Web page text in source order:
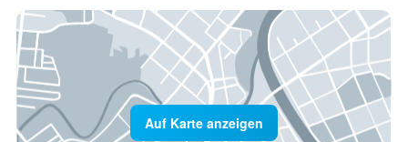
Auf Karte anzeigen